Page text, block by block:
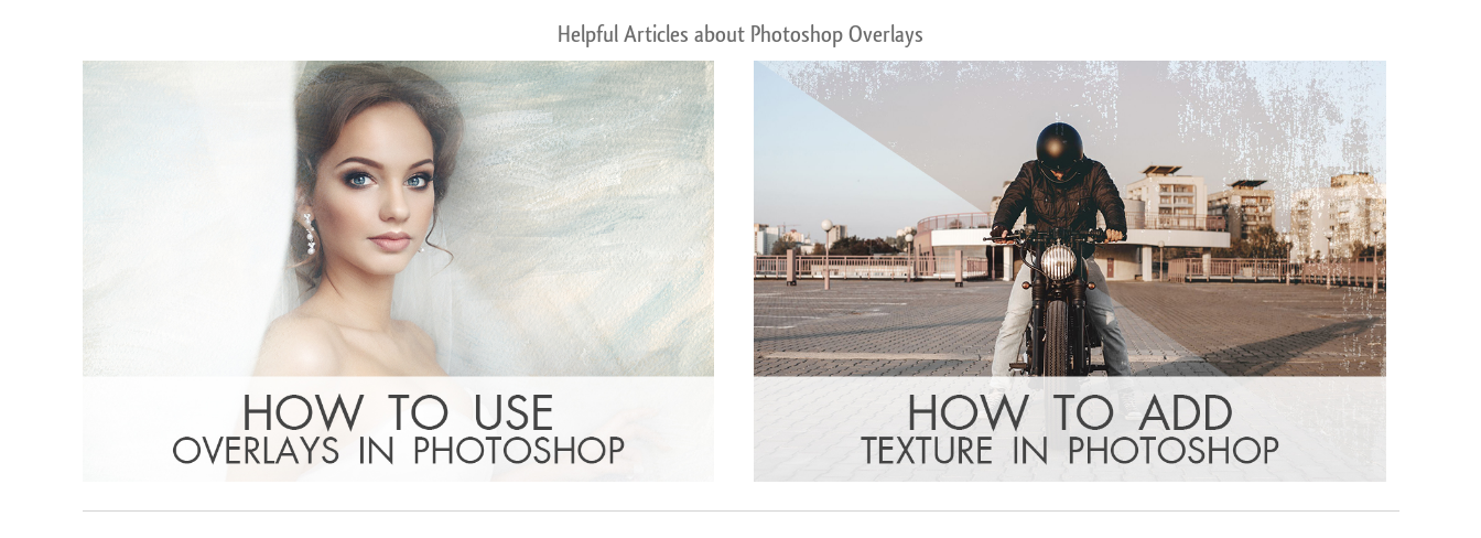
Helpful Articles about Photoshop Overlays